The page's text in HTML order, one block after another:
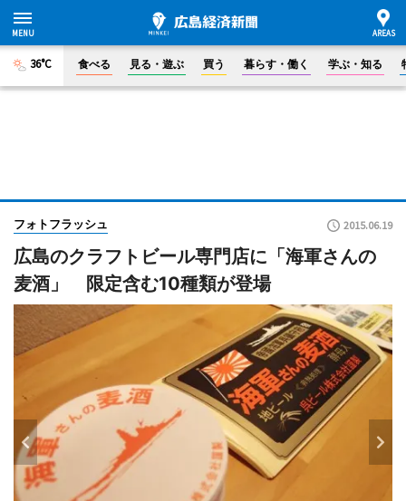
36°C 食べる 見る・遊ぶ 買う 暮らす・働く 学ぶ・知る
フォトフラッシュ 2015.06.19
広島のクラフトビール専門店に「海軍さんの
麦酒」 限定含む10種類が登場